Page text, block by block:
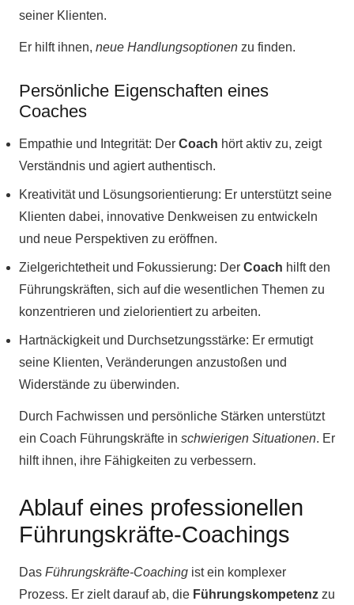
seiner Klienten.
Er hilft ihnen, neue Handlungsoptionen zu finden.
Persönliche Eigenschaften eines
Coaches
Empathie und Integrität: Der Coach hört aktiv zu, zeigt
Verständnis und agiert authentisch.
Kreativität und Lösungsorientierung: Er unterstützt seine
Klienten dabei, innovative Denkweisen zu entwickeln
und neue Perspektiven zu eröffnen.
Zielgerichtetheit und Fokussierung: Der Coach hilft den
Führungskräften, sich auf die wesentlichen Themen zu
konzentrieren und zielorientiert zu arbeiten.
Hartnäckigkeit und Durchsetzungsstärke: Er ermutigt
seine Klienten, Veränderungen anzustoßen und
Widerstände zu überwinden.
Durch Fachwissen und persönliche Stärken unterstützt
ein Coach Führungskräfte in schwierigen Situationen. Er
hilft ihnen, ihre Fähigkeiten zu verbessern.
Ablauf eines professionellen
Führungskräfte-Coachings
Das Führungskräfte-Coaching ist ein komplexer
Prozess. Er zielt darauf ab, die Führungskompetenz zu